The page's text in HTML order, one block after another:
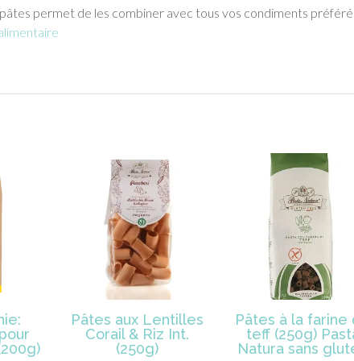
permet de les combiner avec tous vos condiments
Pâtes aux Lentilles
Corail & Riz Int.
(250g)
Pâtes à la farine
teff (250g)
Natura sans